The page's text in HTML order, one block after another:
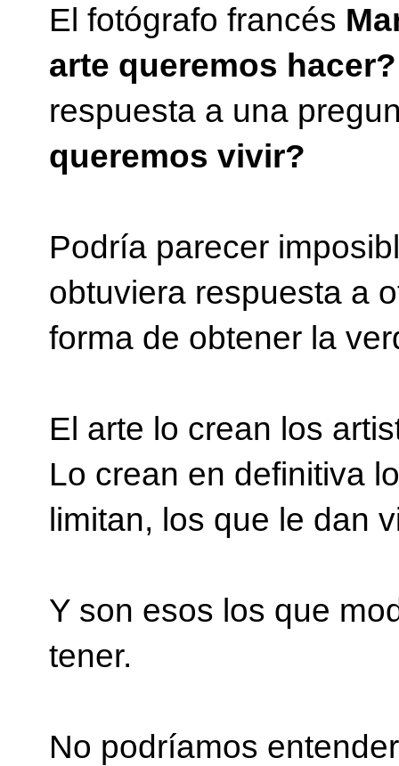
El fotógrafo francés
arte queremos hacer?
respuesta a una
queremos vivir?
Podría parecer
obtuviera respuesta a
forma de obtener la
El arte lo crean los
Lo crean en definitiva
limitan, los que le dan
Y son esos los que
tener.
No podríamos